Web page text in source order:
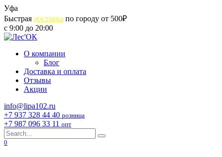
Skip
to
content
Уфа
Быстрая доставка по городу от 500₽
с 9:00 до 20:00
О компании
Блог
Доставка и оплата
Отзывы
Акции
info@lipa102.ru
+7 937 328 44 40 розница
+7 987 096 33 11 опт
Search
for:
0